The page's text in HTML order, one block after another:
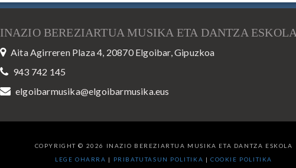
INAZIO BEREZIARTUA MUSIKA ETA DANTZA
Aita Agirreren Plaza 4, 20870 Elgoibar, Gipuzkoa
943 742 145
elgoibarmusika@elgoibarmusika.eus
COPYRIGHT © 2026 INAZIO BEREZIARTUA MUSIKA ETA DANTZA ESKOLA
LEGE OHARRA | PRIBATUTASUN POLITIKA | COOKIE POLITIKA